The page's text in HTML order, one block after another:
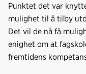
Punktet det var
mulighet til å tilby
Det vil de nå få
enighet om at
fremtidens